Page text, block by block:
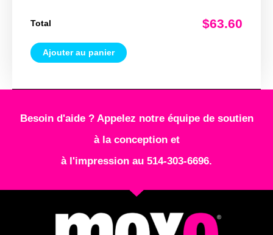
Total $63.60
Ajouter au panier
Besoin d'aide ? Appelez notre équipe de soutien
à la conception et
à l'impression au 514-303-6696.